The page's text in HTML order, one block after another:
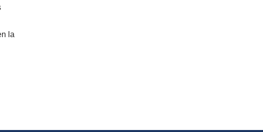
la